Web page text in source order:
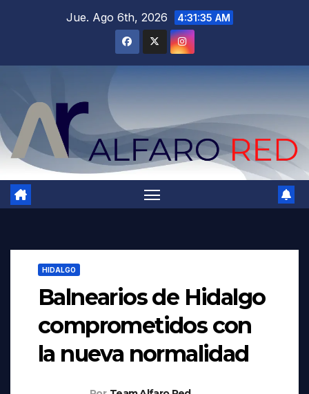
Jue. Ago 6th, 2026 4:31:36 AM
HIDALGO
Balnearios de Hidalgo
comprometidos con
la nueva normalidad